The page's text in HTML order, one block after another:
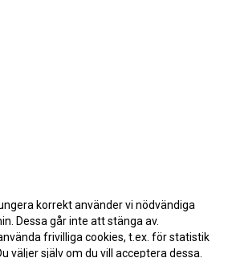
korrekt använder vi nödvändiga
Dessa går inte att stänga av.
frivilliga cookies, t.ex. för statistik
väljer själv om du vill acceptera dessa.